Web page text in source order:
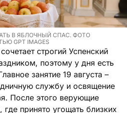
В ЯБЛОЧНЫЙ СПАС. ФОТО
GPT IMAGES
строгий Успенский
поэтому у дня есть
занятие 19 августа –
службу и освящение
После этого верующие
принято угощать близких